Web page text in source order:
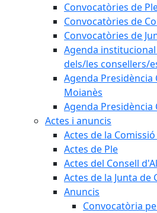
Convocatòries de
Convocatòries de
Convocatòries de
Agenda
dels/les consellers/
Agenda Presidència
Moianès
Agenda
Actes i anuncis
Actes de la
Actes de Ple
Actes del Consell
Actes de la Junta de
Anuncis
Convocatòria